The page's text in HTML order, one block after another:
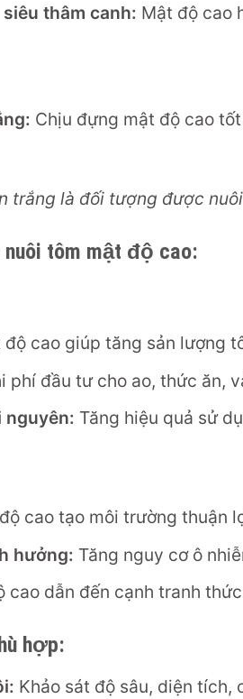
thâm canh: Mật độ cao
Chịu đựng mật độ cao
trắng là đối tượng được
tôm mật độ cao:
độ cao giúp tăng sản lượng
phí đầu tư cho ao, thức ăn,
nguyên: Tăng hiệu quả sử
cao tạo môi trường thuận
hưởng: Tăng nguy cơ ô
cao dẫn đến cạnh tranh
hợp:
Khảo sát độ sâu, diện tích,